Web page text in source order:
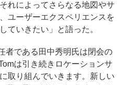
れによってさらなる地図やサ
ユーザーエクスペリエンスを
ていきたい」と語った。
者である田中秀明氏は閉会の
は引き続きロケーションサ
取り組んでいきます。新しい